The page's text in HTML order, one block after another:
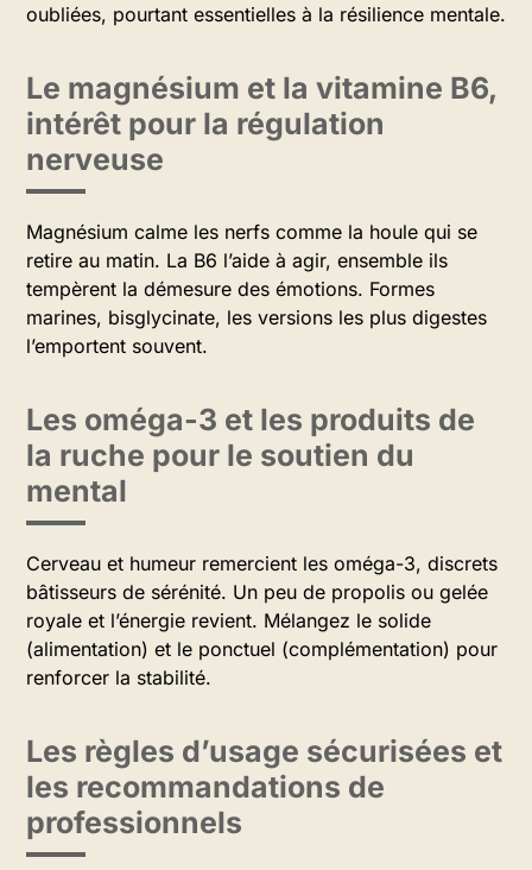
oubliées, pourtant essentielles à la résilience mentale.
Le magnésium et la vitamine B6,
intérêt pour la régulation
nerveuse
Magnésium calme les nerfs comme la houle qui se
retire au matin. La B6 l’aide à agir, ensemble ils
tempèrent la démesure des émotions. Formes
marines, bisglycinate, les versions les plus digestes
l’emportent souvent.
Les oméga-3 et les produits de
la ruche pour le soutien du
mental
Cerveau et humeur remercient les oméga-3, discrets
bâtisseurs de sérénité. Un peu de propolis ou gelée
royale et l’énergie revient. Mélangez le solide
(alimentation) et le ponctuel (complémentation) pour
renforcer la stabilité.
Les règles d’usage sécurisées et
les recommandations de
professionnels